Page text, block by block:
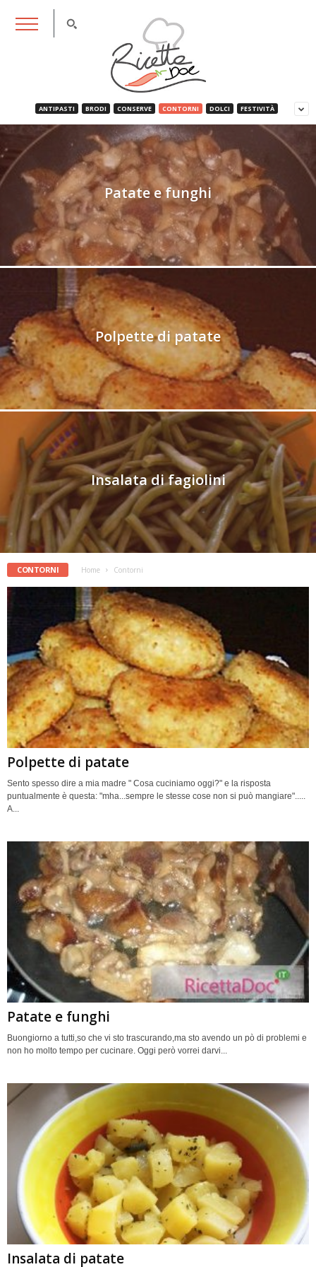
ANTIPASTI BRODI CONSERVE CONTORNI DOLCI FESTIVITÀ
Patate e funghi
Polpette di patate
Insalata di fagiolini
CONTORNI Home Contorni
Polpette di patate
Sento spesso dire a mia madre " Cosa cuciniamo oggi?" e la risposta
puntualmente è questa: "mha...sempre le stesse cose non si può mangiare".....
A...
Patate e funghi
Buongiorno a tutti,so che vi sto trascurando,ma sto avendo un pò di problemi e
non ho molto tempo per cucinare. Oggi però vorrei darvi...
Insalata di patate